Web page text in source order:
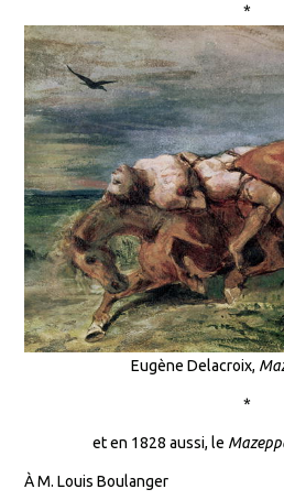
*
Eugène Delacroix,
*
et en 1828 aussi, le
À M. Louis Boulanger